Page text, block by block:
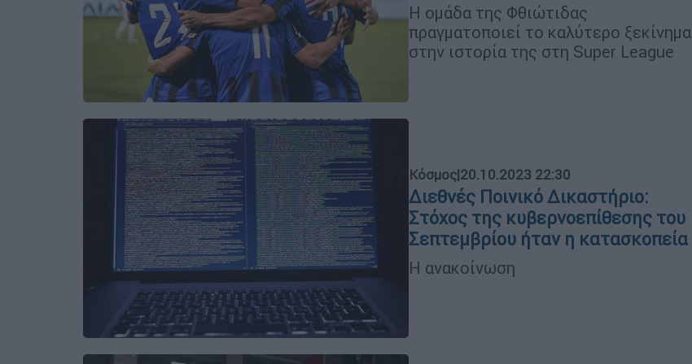
Η ομάδα της Φθιώτιδας
πραγματοποιεί το καλύτερο ξεκίνημα
στην ιστορία της στη Super League
Κόσμος|20.10.2023 22:30
Διεθνές Ποινικό Δικαστήριο:
Στόχος της κυβερνοεπίθεσης του
Σεπτεμβρίου ήταν η κατασκοπεία
Η ανακοίνωση